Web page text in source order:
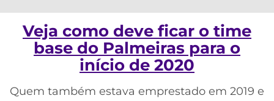
Veja como deve ficar o time
base do Palmeiras para o
início de 2020
Quem também estava emprestado em 2019 e